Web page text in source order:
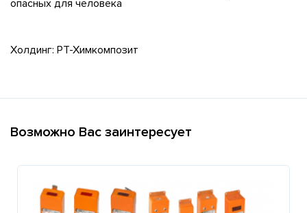
опасных для человека
Холдинг: РТ-Химкомпозит
Возможно Вас заинтересует